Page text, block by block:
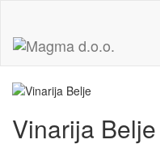
Vinarija Belje